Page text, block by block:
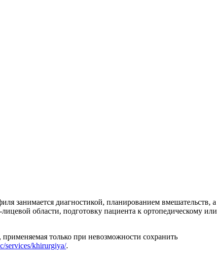
занимается диагностикой, планированием вмешательств, а
области, подготовку пациента к ортопедическому или
применяемая только при невозможности сохранить
services/khirurgiya/.